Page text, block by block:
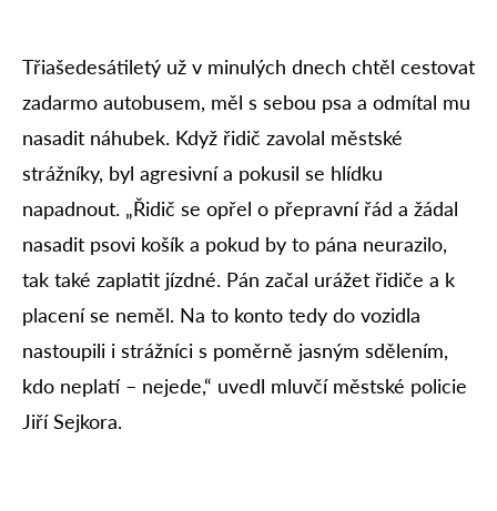
Třiašedesátiletý už v minulých dnech chtěl cestovat
zadarmo autobusem, měl s sebou psa a odmítal mu
nasadit náhubek. Když řidič zavolal městské
strážníky, byl agresivní a pokusil se hlídku
napadnout. „Řidič se opřel o přepravní řád a žádal
nasadit psovi košík a pokud by to pána neurazilo,
tak také zaplatit jízdné. Pán začal urážet řidiče a k
placení se neměl. Na to konto tedy do vozidla
nastoupili i strážníci s poměrně jasným sdělením,
kdo neplatí – nejede,“ uvedl mluvčí městské policie
Jiří Sejkora.